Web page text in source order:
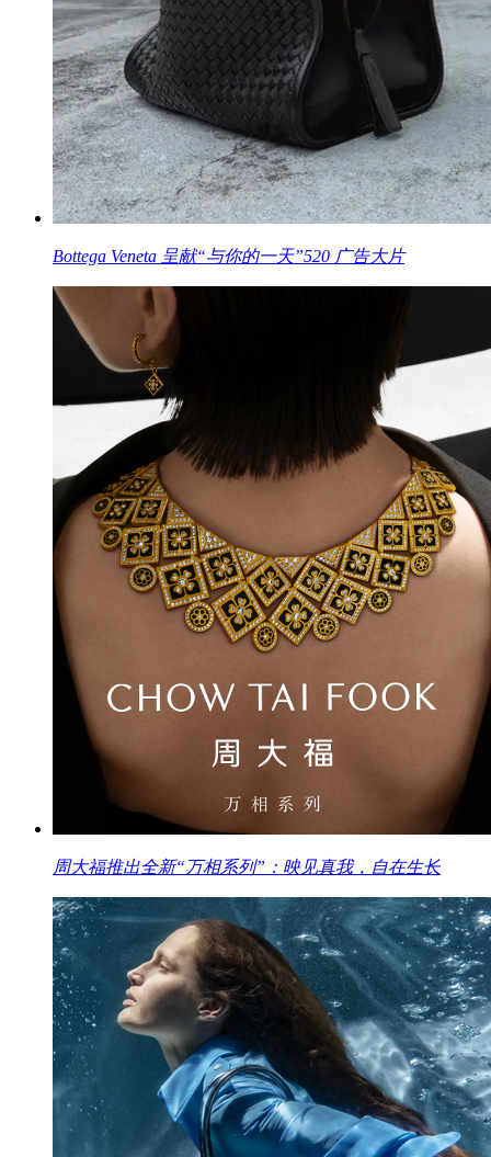
Bottega Veneta 呈献“与你的一天”520 广告大片
周大福推出全新“万相系列”：映见真我，自在生长